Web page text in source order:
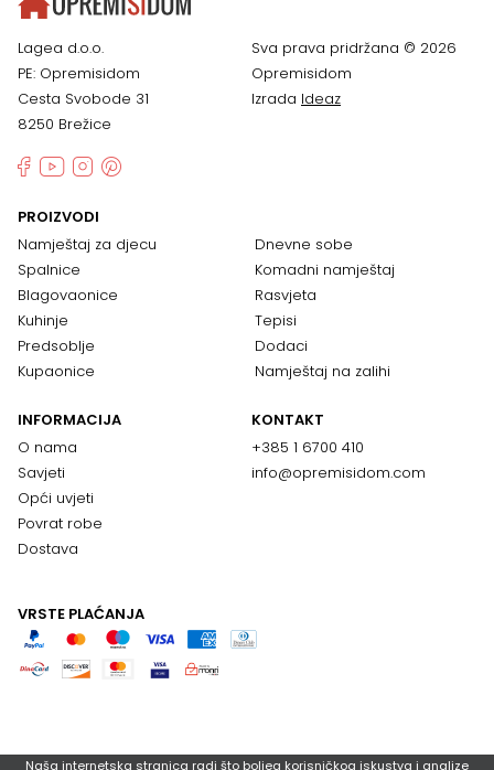
Lagea d.o.o.
PE: Opremisidom
Cesta Svobode 31
8250 Brežice
Sva prava pridržana © 2026
Opremisidom
Izrada Ideaz
PROIZVODI
Namještaj za djecu
Spalnice
Blagovaonice
Kuhinje
Predsoblje
Kupaonice
Dnevne sobe
Komadni namještaj
Rasvjeta
Tepisi
Dodaci
Namještaj na zalihi
INFORMACIJA
O nama
Savjeti
Opći uvjeti
Povrat robe
Dostava
KONTAKT
+385 1 6700 410
info@opremisidom.com
VRSTE PLAĆANJA
Naša internetska stranica radi što boljeg korisničkog iskustva i analize